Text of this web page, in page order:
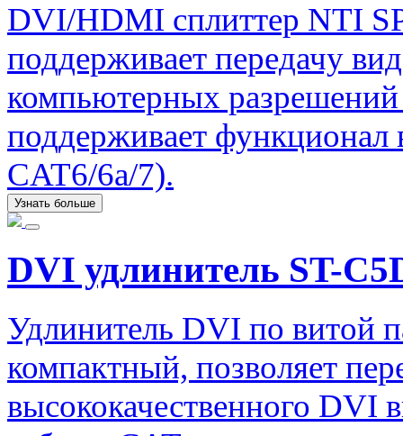
DVI/HDMI сплиттер NTI
поддерживает передачу
компьютерных
поддерживает функционал
CAT6/6a/7).
Узнать больше
DVI удлинитель ST-
Удлинитель DVI по витой
компактный, позволяет
высококачественного DVI